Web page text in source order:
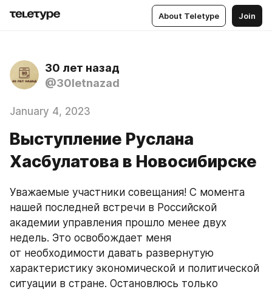
About Teletype Join
30 лет назад
@30letnazad
January 4, 2023
Выступление Руслана
Хасбулатова в Новосибирске
Уважаемые участники совещания! С момента
нашей последней встречи в Российской
академии управления прошло менее двух
недель. Это освобождает меня
от необходимости давать развернутую
характеристику экономической и политической
ситуации в стране. Остановлюсь только